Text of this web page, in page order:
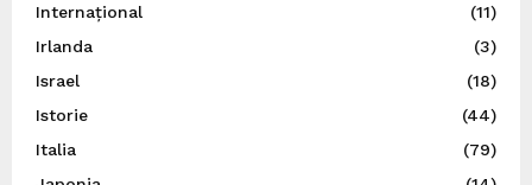
Internațional
(11)
Irlanda
(3)
Israel
(18)
Istorie
(44)
Italia
(79)